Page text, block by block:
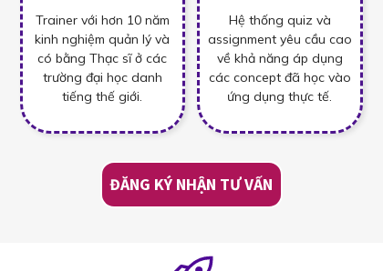
ĐĂNG KÝ NHẬN TƯ VẤN
Hệ thống quiz và
assignment yêu cầu cao
về khả năng áp dụng
các concept đã học vào
ứng dụng thực tế.
Trainer với hơn 10 năm
kinh nghiệm quản lý và
có bằng Thạc sĩ ở các
trường đại học danh
tiếng thế giới.